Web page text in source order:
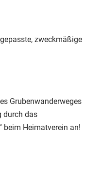
zweckmäßige
Grubenwanderweges
durch das
beim Heimatverein an!